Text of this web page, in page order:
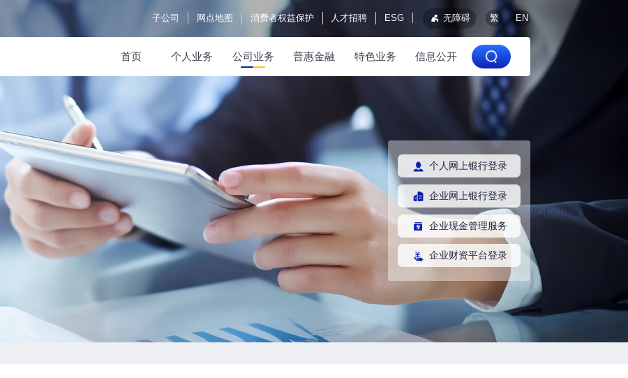
子公司 网点地图 消费者权益保护 人才招聘 ESG 无障碍 繁 EN
个人网上银行登录
企业网上银行登录
企业现金管理服务
企业财资平台登录
首页 个人业务 公司业务 普惠金融 特色业务 信息公开